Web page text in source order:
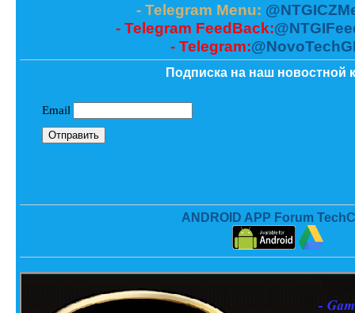
- Telegram Menu:
- Telegram FeedBack:
- Telegram:
Подписка на наш новостной
ANDROID APP Forum